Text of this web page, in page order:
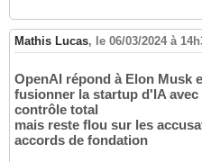
Mathis Lucas, le 06/03/2024 à
OpenAI répond à Elon Musk
fusionner la startup d'IA avec
contrôle total
mais reste flou sur les
accords de fondation